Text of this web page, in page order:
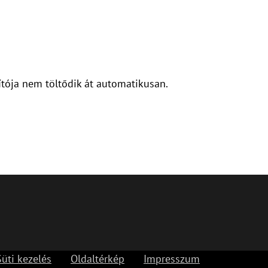
nem töltődik át automatikusan.
kezelés Oldaltérkép Impresszum